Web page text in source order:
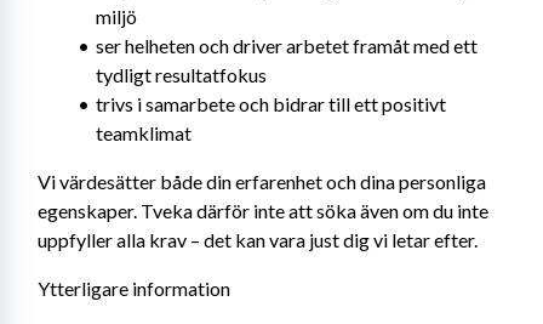
miljö
ser helheten och driver arbetet framåt med ett
tydligt resultatfokus
trivs i samarbete och bidrar till ett positivt
teamklimat
Vi värdesätter både din erfarenhet och dina personliga
egenskaper. Tveka därför inte att söka även om du inte
uppfyller alla krav – det kan vara just dig vi letar efter.
Ytterligare information